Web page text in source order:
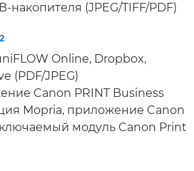
накопителя (JPEG/TIFF/PDF)
2
Online, Dropbox,
(PDF/JPEG)
Canon PRINT Business
Mopria, приложение Canon
модуль Canon Print